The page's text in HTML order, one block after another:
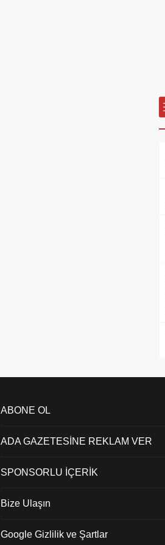
ABONE OL
ADA GAZETESİNE REKLAM VER
SPONSORLU İÇERİK
Bize Ulaşın
Google Gizlilik ve Şartlar